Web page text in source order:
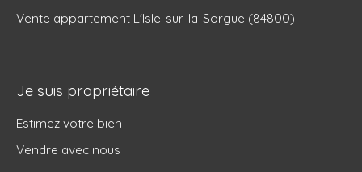
Vente appartement L'Isle-sur-la-Sorgue (84800)
Je suis propriétaire
Estimez votre bien
Vendre avec nous